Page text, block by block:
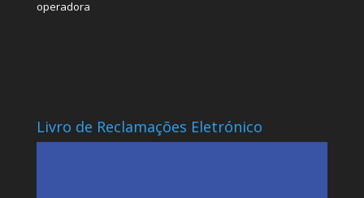
operadora
Livro de Reclamações Eletrónico